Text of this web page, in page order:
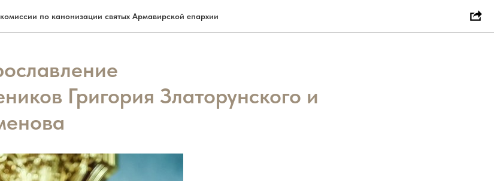
по канонизации святых Армавирской епархии
Григория Златорунского и